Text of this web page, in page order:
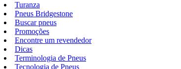
Turanza
Pneus Bridgestone
Buscar pneus
Promoções
Encontre um revendedor
Dicas
Terminologia de Pneus
Tecnologia de Pneus